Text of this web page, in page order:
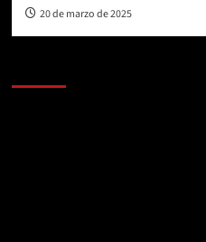
20 de marzo de 2025